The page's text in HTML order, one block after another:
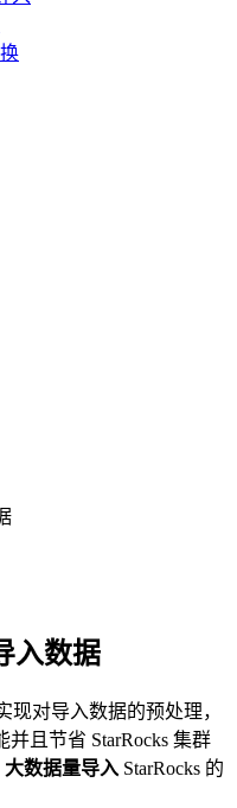
入数据
现对导入数据的预处理，
并且节省 StarRocks 集群
大数据量导入 StarRocks 的